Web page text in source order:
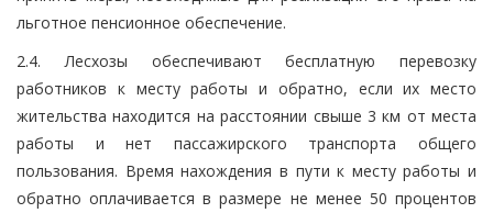
льготное пенсионное обеспечение.
2.4. Лесхозы обеспечивают бесплатную перевозку
работников к месту работы и обратно, если их место
жительства находится на расстоянии свыше 3 км от места
работы и нет пассажирского транспорта общего
пользования. Время нахождения в пути к месту работы и
обратно оплачивается в размере не менее 50 процентов